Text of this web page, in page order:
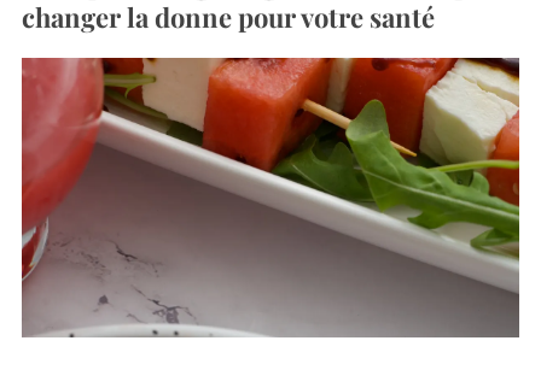
changer la donne pour votre santé